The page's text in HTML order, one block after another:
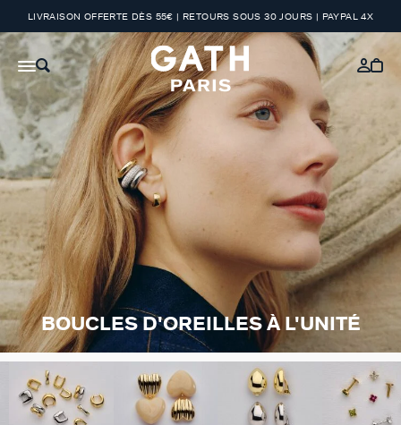
LIVRAISON OFFERTE DÈS 55€ | RETOURS SOUS 30 JOURS | PAYPAL 4X
BOUCLES D'OREILLES À L'UNITÉ